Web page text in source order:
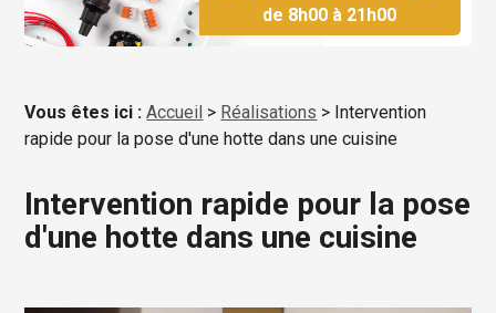
de 8h00 à 21h00
Vous êtes ici :Accueil > Réalisations > Intervention
rapide pour la pose d'une hotte dans une cuisine
Intervention rapide pour la pose
d'une hotte dans une cuisine